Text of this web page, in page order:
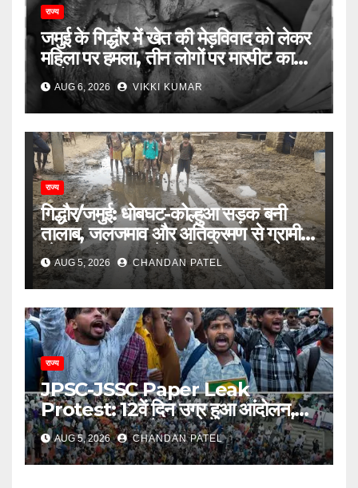
राज्य
जमुई के गिद्धौर में खेत की मेड़विवाद को लेकर
महिला पर हमला, तीन लोगों पर मारपीट का
आरोप
AUG 6, 2026 VIKKI KUMAR
राज्य
गिद्धौर/जमुई: धोबघट-कोल्हुआ सड़क बनी
तालाब, जलजमाव और अतिक्रमण से ग्रामीण
परेशान, प्रशासन से कार्रवाई की मांग
AUG 5, 2026 CHANDAN PATEL
राज्य
JPSC-JSSC Paper Leak
Protest: 12वें दिन उग्र हुआ आंदोलन,
अब भूख हड़ताल से सरकार पर दबाव बढ़ाने
की तैयारी
AUG 5, 2026 CHANDAN PATEL